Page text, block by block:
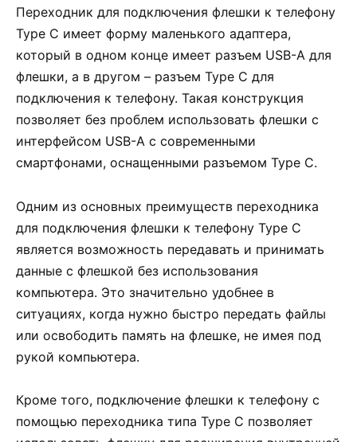
Переходник для подключения флешки к телефону
Type C имеет форму маленького адаптера,
который в одном конце имеет разъем USB-A для
флешки, а в другом – разъем Type C для
подключения к телефону. Такая конструкция
позволяет без проблем использовать флешки с
интерфейсом USB-A с современными
смартфонами, оснащенными разъемом Type C.
Одним из основных преимуществ переходника
для подключения флешки к телефону Type C
является возможность передавать и принимать
данные с флешкой без использования
компьютера. Это значительно удобнее в
ситуациях, когда нужно быстро передать файлы
или освободить память на флешке, не имея под
рукой компьютера.
Кроме того, подключение флешки к телефону с
помощью переходника типа Type C позволяет